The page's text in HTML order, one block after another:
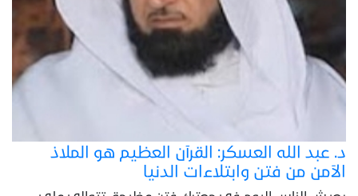
د. عبد الله العسكر: القرآن العظيم هو الملاذ
الآمن من فتن وابتلاءات الدنيا